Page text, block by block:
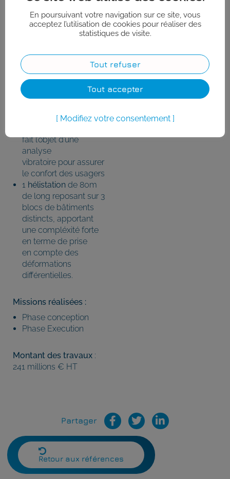
étude portant sur 2
ouvrages métalliques
Trousseau à Tours:
1escalier
architectural,
pour
porteuse en caisson
fait l’objet d’une
analyse
vibratoire pour assurer
le confort des usagers
1 hélistation de 80m
de long reposant sur 3
blocs de bâtiments
distincts, apportant
une compléxité forte
en terme de prise
en compte des
déformations
différentielles.
Missions réalisées :
Phase conception
Phase Execution
Montant des travaux :
241 millions € HT
Partager
Retour aux références
En poursuivant votre navigation sur ce site, vous
acceptez l’utilisation de cookies pour réaliser des
statistiques de visite.
Tout refuser
Tout accepter
Modifiez votre consentement